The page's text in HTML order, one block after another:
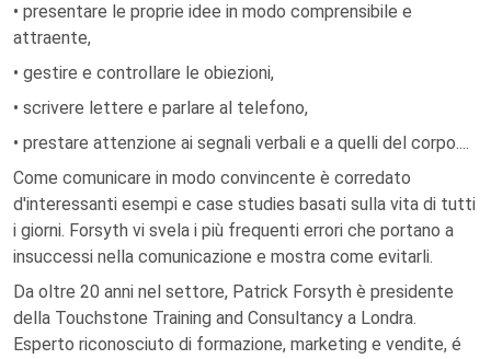
• presentare le proprie idee in modo comprensibile e
attraente,
• gestire e controllare le obiezioni,
• scrivere lettere e parlare al telefono,
• prestare attenzione ai segnali verbali e a quelli del corpo....
Come comunicare in modo convincente è corredato
d'interessanti esempi e case studies basati sulla vita di tutti
i giorni. Forsyth vi svela i più frequenti errori che portano a
insuccessi nella comunicazione e mostra come evitarli.
Da oltre 20 anni nel settore, Patrick Forsyth è presidente
della Touchstone Training and Consultancy a Londra.
Esperto riconosciuto di formazione, marketing e vendite, é